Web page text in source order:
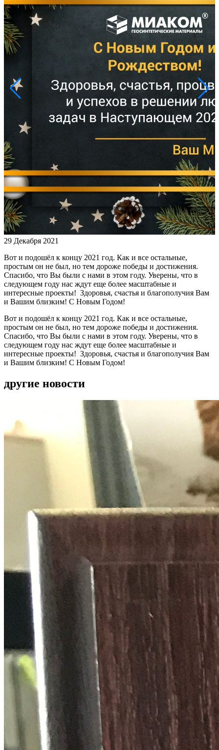
29 Декабря 2021
Вот и подошёл к концу 2021 год. Как и все остальные,
простым он не был, но тем дороже победы и достижения.
Спасибо, что Вы были с нами в этом году. Уверены, что в
следующем году нас ждут еще более масштабные и
интересные проекты! Здоровья, счастья и благополучия Вам
и Вашим близким! С Новым Годом!
Вот и подошёл к концу 2021 год. Как и все остальные,
простым он не был, но тем дороже победы и достижения.
Спасибо, что Вы были с нами в этом году. Уверены, что в
следующем году нас ждут еще более масштабные и
интересные проекты! Здоровья, счастья и благополучия Вам
и Вашим близким! С Новым Годом!
другие новости